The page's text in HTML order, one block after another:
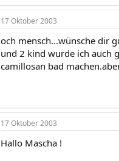
17 Oktober 2003
och mensch...wünsche dir
und 2 kind wurde ich auch
camillosan bad
17 Oktober 2003
Hallo Mascha !